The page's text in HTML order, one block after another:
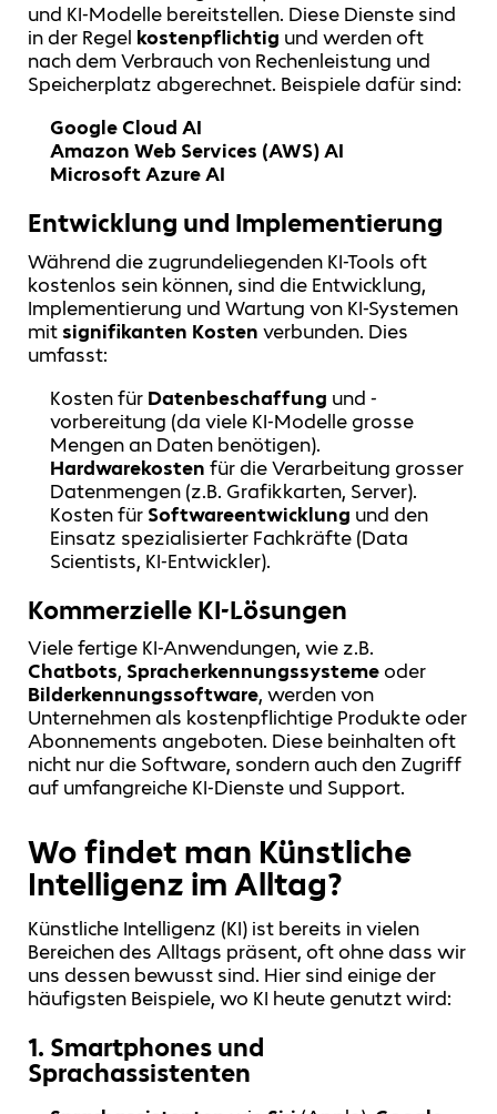
und KI-Modelle bereitstellen. Diese Dienste sind
in der Regel kostenpflichtig und werden oft
nach dem Verbrauch von Rechenleistung und
Speicherplatz abgerechnet. Beispiele dafür sind:
Google Cloud AI
Amazon Web Services (AWS) AI
Microsoft Azure AI
Entwicklung und Implementierung
Während die zugrundeliegenden KI-Tools oft
kostenlos sein können, sind die Entwicklung,
Implementierung und Wartung von KI-Systemen
mit signifikanten Kosten verbunden. Dies
umfasst:
Kosten für Datenbeschaffung und -
vorbereitung (da viele KI-Modelle grosse
Mengen an Daten benötigen).
Hardwarekosten für die Verarbeitung grosser
Datenmengen (z.B. Grafikkarten, Server).
Kosten für Softwareentwicklung und den
Einsatz spezialisierter Fachkräfte (Data
Scientists, KI-Entwickler).
Kommerzielle KI-Lösungen
Viele fertige KI-Anwendungen, wie z.B.
Chatbots, Spracherkennungssystemeoder
Bilderkennungssoftware, werden von
Unternehmen als kostenpflichtige Produkte oder
Abonnements angeboten. Diese beinhalten oft
nicht nur die Software, sondern auch den Zugriff
auf umfangreiche KI-Dienste und Support.
Wo findet man Künstliche
Intelligenz im Alltag?
Künstliche Intelligenz (KI) ist bereits in vielen
Bereichen des Alltags präsent, oft ohne dass wir
uns dessen bewusst sind. Hier sind einige der
häufigsten Beispiele, wo KI heute genutzt wird:
1. Smartphones und
Sprachassistenten